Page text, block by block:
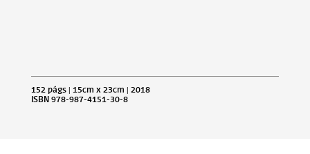
152 págs | 15cm x 23cm | 2018
ISBN 978-987-4151-30-8